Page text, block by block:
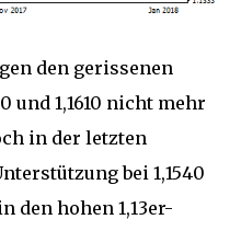
den gerissenen
und 1,1610 nicht mehr
in der letzten
bei 1,1540
den hohen 1,13er-